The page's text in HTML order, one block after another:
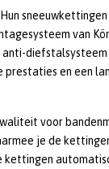
van
anti-
en een
voor
je de